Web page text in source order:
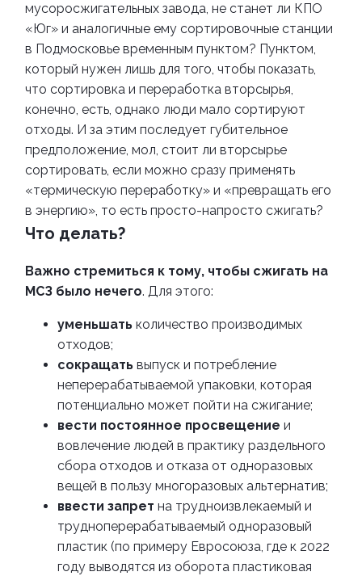
мусоросжигательных завода, не станет ли КПО
« Юг» и аналогичные ему сортировочные станции
в Подмосковье временным пунктом? Пунктом,
который нужен лишь для того, чтобы показать,
что сортировка и переработка вторсырья,
конечно, есть, однако люди мало сортируют
отходы. И за этим последует губительное
предположение, мол, стоит ли вторсырье
сортировать, если можно сразу применять
«термическую переработку» и «превращать его
в энергию», то есть просто-напросто сжигать?
Что делать?
Важно стремиться к тому, чтобы сжигать на
МСЗ было нечего. Для этого:
уменьшать количество производимых
отходов;
сокращать выпуск и потребление
неперерабатываемой упаковки, которая
потенциально может пойти на сжигание;
вести постоянное просвещение и
вовлечение людей в практику раздельного
сбора отходов и отказа от одноразовых
вещей в пользу многоразовых альтернатив;
ввести запрет на трудноизвлекаемый и
трудноперерабатываемый одноразовый
пластик (по примеру Евросоюза, где к 2022
году выводятся из оборота пластиковая